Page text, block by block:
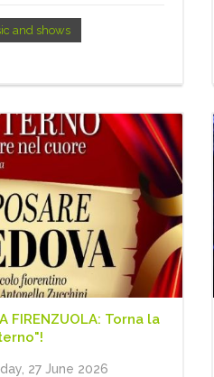
and shows
FIRENZUOLA: Torna la
27 June 2026